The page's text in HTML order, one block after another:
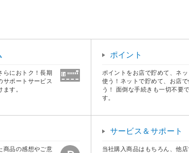
らにおトク！長期
サポートサービス
す。
ポイント
ポイントをお店で貯めて、ネ
使う！ネットで貯めて、お店で
う！ 面倒な手続きも一切不要で
す。
商品の感想やご意
サービス＆サポート
当社購入商品はもちろん、他